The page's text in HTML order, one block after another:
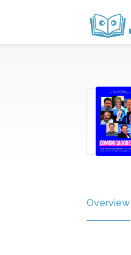
Overview